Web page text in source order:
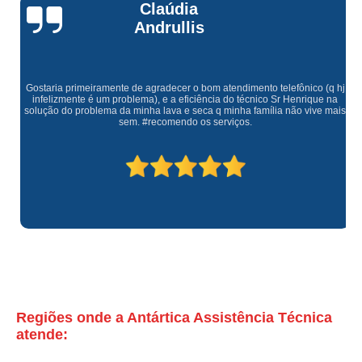
refrigerador assistencia tecnica valores Pompéia
assistencia tecnica refrigerador electrolux Freguesia do Ó
contato de assistencia tecnica electrolux refrigerador lausane
contato de assistencia tecnica refrigerador com problema Parque
contato de assistencia tecnica refrigerador não liga Consolação
contato de assistencia tecnica refrigerador com defeito Vila Gustavo
Claúdia
Andrullis
Gostaria primeiramente de agradecer o bom atendimento telefônico (q hj
infelizmente é um problema), e a eficiência do técnico Sr Henrique na
solução do problema da minha lava e seca q minha família não vive mais
sem. #recomendo os serviços.
Regiões onde a Antártica Assistência Técnica
atende: